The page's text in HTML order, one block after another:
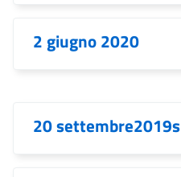
2 giugno 2020
20 settembre2019s